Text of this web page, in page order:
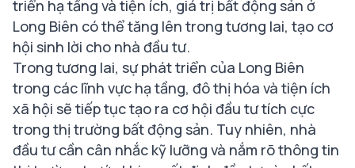
triển hạ tầng và tiện ích, giá trị bất động sản ở
Long Biên có thể tăng lên trong tương lai, tạo cơ
hội sinh lời cho nhà đầu tư.
Trong tương lai, sự phát triển của Long Biên
trong các lĩnh vực hạ tầng, đô thị hóa và tiện ích
xã hội sẽ tiếp tục tạo ra cơ hội đầu tư tích cực
trong thị trường bất động sản. Tuy nhiên, nhà
đầu tư cần cân nhắc kỹ lưỡng và nắm rõ thông tin